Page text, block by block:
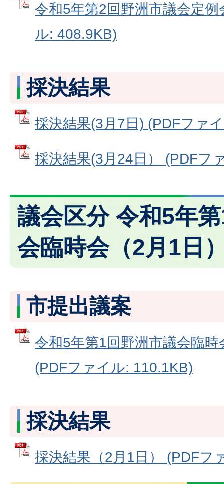
令和5年第2回野洲市議会定
ル: 408.9KB)
採決結果
採決結果(3月7日) (PDFファ
採決結果(3月24日） (PDFフ
議会区分 令和5年
会臨時会（2月1日
市提出議案
令和5年第1回野洲市議会臨
(PDFファイル: 110.1KB)
採決結果
採決結果（2月1日） (PDFフ